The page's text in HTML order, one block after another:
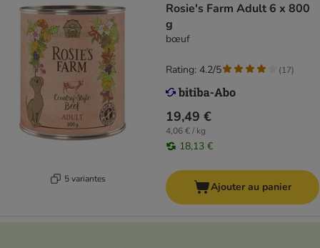
5 variantes
Rosie's Farm Adult 6 x 800
g
bœuf
19,49 €
4,06 € / kg
18,13 €
Rating: 4.2/5 (17)
Ajouter au panier